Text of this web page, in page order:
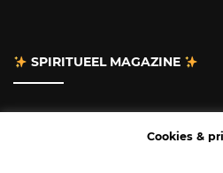
SPIRITUEEL MAGAZINE
Cookies &